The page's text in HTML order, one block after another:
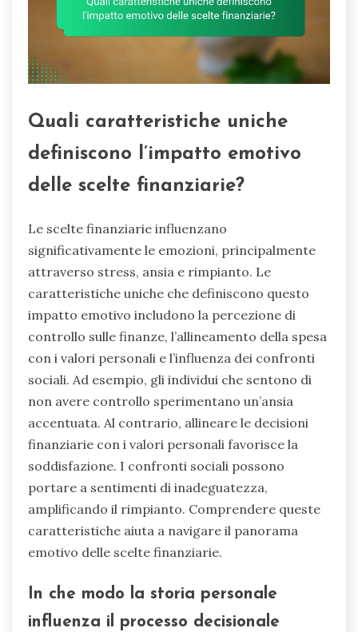
Quali caratteristiche uniche
definiscono l’impatto emotivo
delle scelte finanziarie?
Le scelte finanziarie influenzano
significativamente le emozioni, principalmente
attraverso stress, ansia e rimpianto. Le
caratteristiche uniche che definiscono questo
impatto emotivo includono la percezione di
controllo sulle finanze, l’allineamento della spesa
con i valori personali e l’influenza dei confronti
sociali. Ad esempio, gli individui che sentono di
non avere controllo sperimentano un’ansia
accentuata. Al contrario, allineare le decisioni
finanziarie con i valori personali favorisce la
soddisfazione. I confronti sociali possono
portare a sentimenti di inadeguatezza,
amplificando il rimpianto. Comprendere queste
caratteristiche aiuta a navigare il panorama
emotivo delle scelte finanziarie.
In che modo la storia personale
influenza il processo decisionale